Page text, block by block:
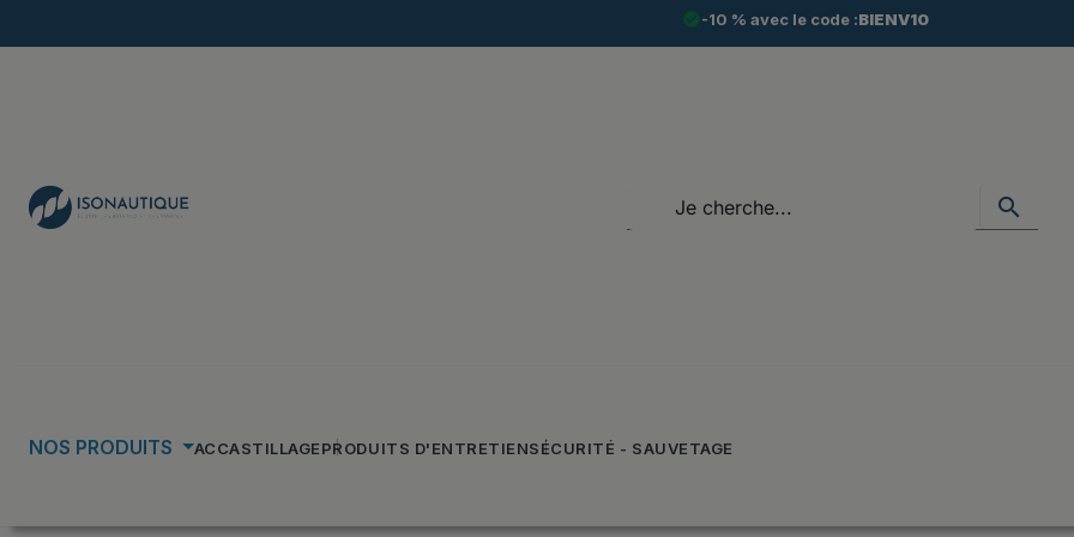
check_circle-10 % avec le code :BIENV10
search
NOS PRODUITS ACCASTILLAGEPRODUITS D'ENTRETIENSÉCURITÉ - SAUVETAGE